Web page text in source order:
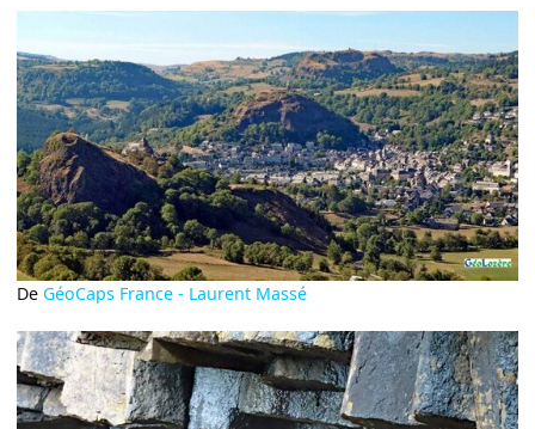
De GéoCaps France - Laurent Massé